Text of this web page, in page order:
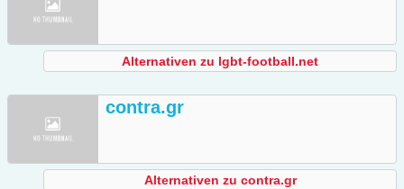
Alternativen zu lgbt-football.net
contra.gr
Alternativen zu contra.gr